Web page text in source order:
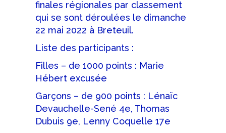
finales régionales par classement
qui se sont déroulées le dimanche
22 mai 2022 à Breteuil.
Liste des participants :
Filles – de 1000 points : Marie
Hébert excusée
Garçons – de 900 points : Lénaïc
Devauchelle-Sené 4e, Thomas
Dubuis 9e, Lenny Coquelle 17e